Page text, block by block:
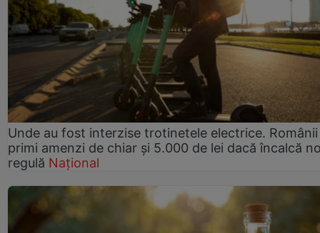
Unde au fost interzise trotinetele electrice.
primi amenzi de chiar și 5.000 de lei dacă încalcă
regulă Național